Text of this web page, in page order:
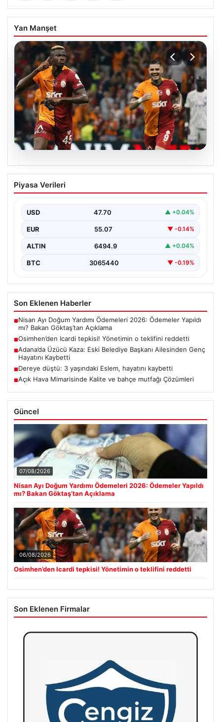
Yan Manşet
Osimhen’den Icardi tepkisi! Yönetimin o
teklifini reddetti
Piyasa Verileri
USD 47.70 ▲ +0.04%
EUR 55.07 ▼ -0.14%
ALTIN 6494.9 ▲ +0.04%
BTC 3065440 ▼ -0.19%
Son Eklenen Haberler
■Nisan Ayı Doğum Yardımı Ödemeleri 2026: Ödemeler Yapıldı
mı? Bakan Göktaş’tan Açıklama
■Osimhen’den Icardi tepkisi! Yönetimin o teklifini reddetti
■Adana’da Üzücü Kaza: Eski Belediye Başkanı Ailesinden Genç
Hayatını Kaybetti
■Dereye düştü: 3 yaşındaki Eslem, hayatını kaybetti
■Açık Hava Mimarisinde Kalite ve bahçe mutfağı Çözümleri
Güncel
07/08/2026
Nisan Ayı Doğum Yardımı Ödemeleri 2026: Ödemeler Yapıldı
mı? Bakan Göktaş’tan Açıklama
06/08/2026
Osimhen’den Icardi tepkisi! Yönetimin o teklifini reddetti
Son Eklenen Firmalar